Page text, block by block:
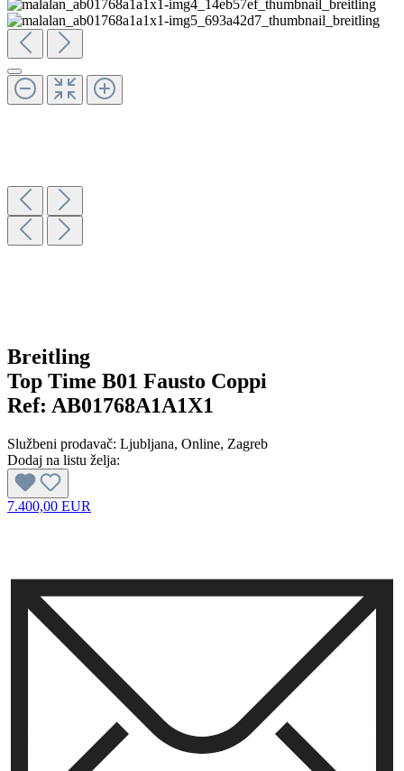
Breitling
Top Time B01 Fausto Coppi
Ref: AB01768A1A1X1
Službeni prodavač: Ljubljana, Online, Zagreb
Dodaj na listu želja:
7.400,00 EUR